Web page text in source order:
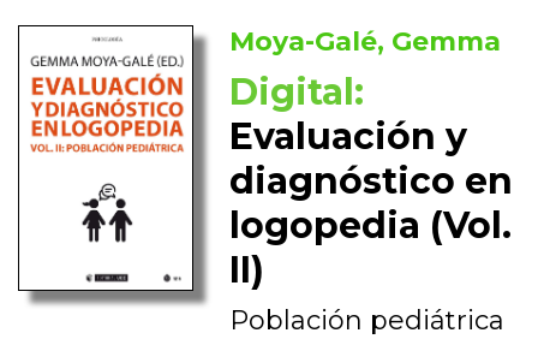
Moya-Galé, Gemma
Digital:
Evaluación y
diagnóstico en
logopedia (Vol.
II)
Población pediátrica